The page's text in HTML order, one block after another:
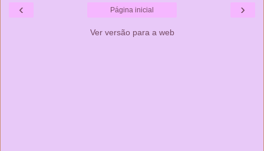
‹ ›
Página inicial
Ver versão para a web